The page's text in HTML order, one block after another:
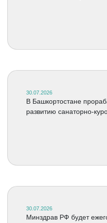
30.07.2026
В Башкортостане
развитию санаторно-
30.07.2026
Минздрав РФ будет